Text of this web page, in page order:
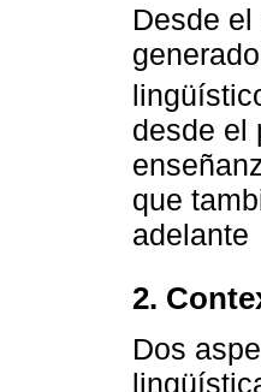
Desde
desde el
que
adelante
2.
Dos